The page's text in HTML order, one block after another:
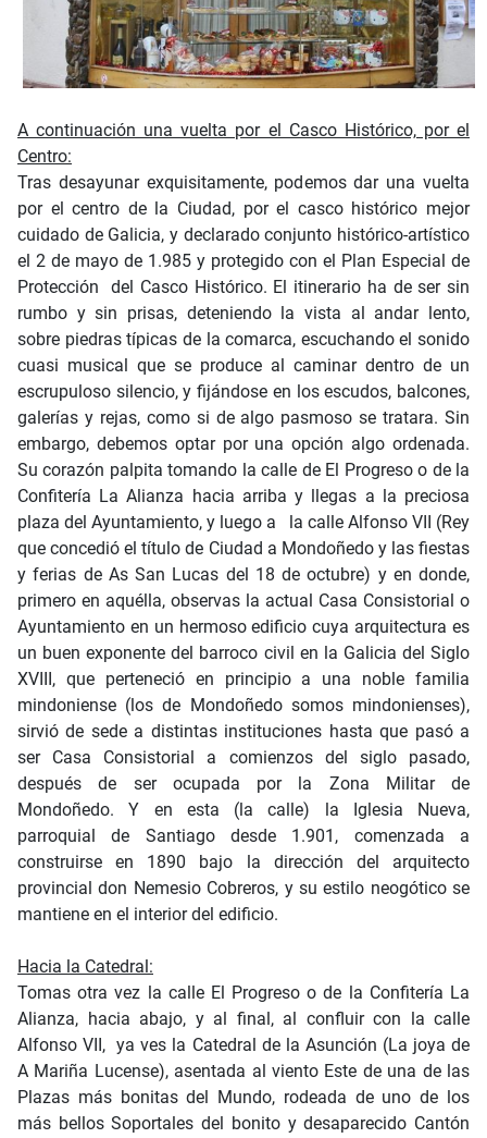
A continuación una vuelta por el Casco Histórico, por el
Centro:
Tras desayunar exquisitamente, podemos dar una vuelta
por el centro de la Ciudad, por el casco histórico mejor
cuidado de Galicia, y declarado conjunto histórico-artístico
el 2 de mayo de 1.985 y protegido con el Plan Especial de
Protección del Casco Histórico. El itinerario ha de ser sin
rumbo y sin prisas, deteniendo la vista al andar lento,
sobre piedras típicas de la comarca, escuchando el sonido
cuasi musical que se produce al caminar dentro de un
escrupuloso silencio, y fijándose en los escudos, balcones,
galerías y rejas, como si de algo pasmoso se tratara. Sin
embargo, debemos optar por una opción algo ordenada.
Su corazón palpita tomando la calle de El Progreso o de la
Confitería La Alianza hacia arriba y llegas a la preciosa
plaza del Ayuntamiento, y luego a la calle Alfonso VII (Rey
que concedió el título de Ciudad a Mondoñedo y las fiestas
y ferias de As San Lucas del 18 de octubre) y en donde,
primero en aquélla, observas la actual Casa Consistorial o
Ayuntamiento en un hermoso edificio cuya arquitectura es
un buen exponente del barroco civil en la Galicia del Siglo
XVIII, que perteneció en principio a una noble familia
mindoniense (los de Mondoñedo somos mindonienses),
sirvió de sede a distintas instituciones hasta que pasó a
ser Casa Consistorial a comienzos del siglo pasado,
después de ser ocupada por la Zona Militar de
Mondoñedo. Y en esta (la calle) la Iglesia Nueva,
parroquial de Santiago desde 1.901, comenzada a
construirse en 1890 bajo la dirección del arquitecto
provincial don Nemesio Cobreros, y su estilo neogótico se
mantiene en el interior del edificio.
Hacia la Catedral:
Tomas otra vez la calle El Progreso o de la Confitería La
Alianza, hacia abajo, y al final, al confluir con la calle
Alfonso VII, ya ves la Catedral de la Asunción (La joya de
A Mariña Lucense), asentada al viento Este de una de las
Plazas más bonitas del Mundo, rodeada de uno de los
más bellos Soportales del bonito y desaparecido Cantón